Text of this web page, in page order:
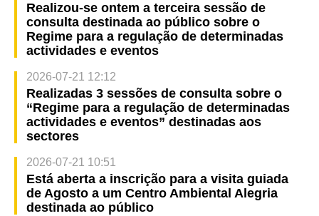
Realizou-se ontem a terceira sessão de
consulta destinada ao público sobre o
Regime para a regulação de determinadas
actividades e eventos
2026-07-21 12:12
Realizadas 3 sessões de consulta sobre o
“Regime para a regulação de determinadas
actividades e eventos” destinadas aos
sectores
2026-07-21 10:51
Está aberta a inscrição para a visita guiada
de Agosto a um Centro Ambiental Alegria
destinada ao público